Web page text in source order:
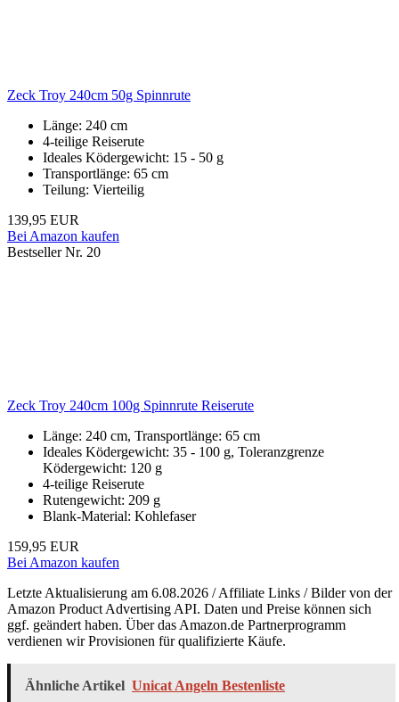
Zeck Troy 240cm 50g Spinnrute
Länge: 240 cm
4-teilige Reiserute
Ideales Ködergewicht: 15 - 50 g
Transportlänge: 65 cm
Teilung: Vierteilig
139,95 EUR
Bei Amazon kaufen
Bestseller Nr. 20
Zeck Troy 240cm 100g Spinnrute Reiserute
Länge: 240 cm, Transportlänge: 65 cm
Ideales Ködergewicht: 35 - 100 g, Toleranzgrenze
Ködergewicht: 120 g
4-teilige Reiserute
Rutengewicht: 209 g
Blank-Material: Kohlefaser
159,95 EUR
Bei Amazon kaufen
Letzte Aktualisierung am 6.08.2026 / Affiliate Links / Bilder von der
Amazon Product Advertising API. Daten und Preise können sich
ggf. geändert haben. Über das Amazon.de Partnerprogramm
verdienen wir Provisionen für qualifizierte Käufe.
Ähnliche Artikel Unicat Angeln Bestenliste